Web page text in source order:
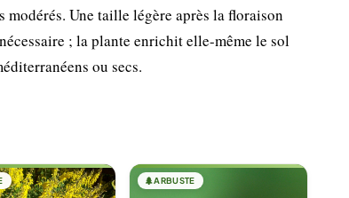
Une taille légère après la floraison
; la plante enrichit elle-même le sol
ou secs.
🌲ARBUSTE